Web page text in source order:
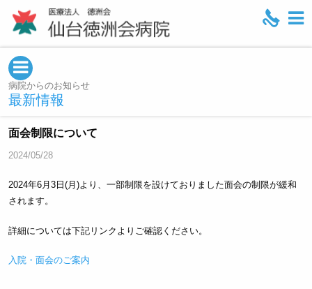
e
病院からのお知らせ
最新情報
面会制限について
2024/05/28
2024年6月3日(月)より、一部制限を設けておりました面会の制限が緩和
されます。
詳細については下記リンクよりご確認ください。
入院・面会のご案内